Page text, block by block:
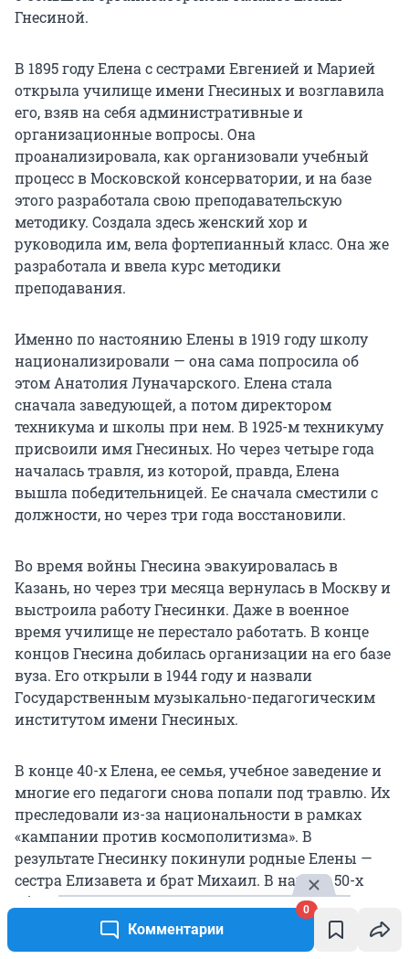
Комментарии
0
Гнесиной.
В 1895 году Елена с сестрами Евгенией и Марией
открыла училище имени Гнесиных и возглавила
его, взяв на себя административные и
организационные вопросы. Она
проанализировала, как организовали учебный
процесс в Московской консерватории, и на базе
этого разработала свою преподавательскую
методику. Создала здесь женский хор и
руководила им, вела фортепианный класс. Она же
разработала и ввела курс методики
преподавания.
Именно по настоянию Елены в 1919 году школу
национализировали — она сама попросила об
этом Анатолия Луначарского. Елена стала
сначала заведующей, а потом директором
техникума и школы при нем. В 1925-м техникуму
присвоили имя Гнесиных. Но через четыре года
началась травля, из которой, правда, Елена
вышла победительницей. Ее сначала сместили с
должности, но через три года восстановили.
​Во время войны Гнесина эвакуировалась в
Казань, но через три месяца вернулась в Москву и
выстроила работу Гнесинки. Даже в военное
время училище не перестало работать. В конце
концов Гнесина добилась организации на его базе
вуза. Его открыли в 1944 году и назвали
Государственным музыкально-педагогическим
институтом имени Гнесиных.
В конце 40-х Елена, ее семья, учебное заведение и
многие его педагоги снова попали под травлю. Их
преследовали из-за национальности в рамках
«кампании против космополитизма». В
результате Гнесинку покинули родные Елены —
сестра Елизавета и брат Михаил. В начале 50-х
обоих не стало.
Елена Гнесина пережила своих сестер и брата. Она